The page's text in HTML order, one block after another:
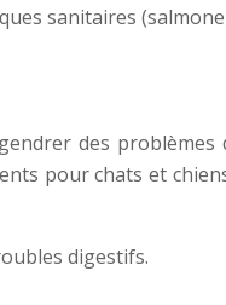
sanitaires
des
pour chats et
digestifs.